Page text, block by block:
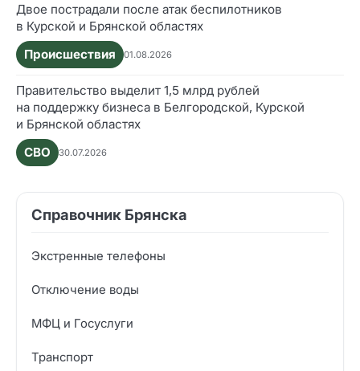
Двое пострадали после атак беспилотников
в Курской и Брянской областях
Происшествия
01.08.2026
Правительство выделит 1,5 млрд рублей
на поддержку бизнеса в Белгородской, Курской
и Брянской областях
СВО
30.07.2026
Справочник Брянска
Экстренные телефоны
Отключение воды
МФЦ и Госуслуги
Транспорт